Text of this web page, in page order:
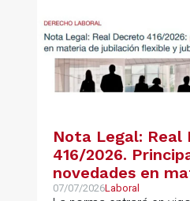
Nota Legal: Real
416/2026.
novedades en
jubilación flexible
07/07/2026Laboral